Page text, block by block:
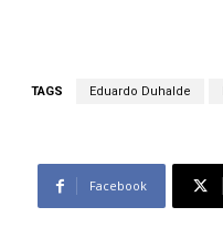
TAGS Eduardo Duhalde
Facebook